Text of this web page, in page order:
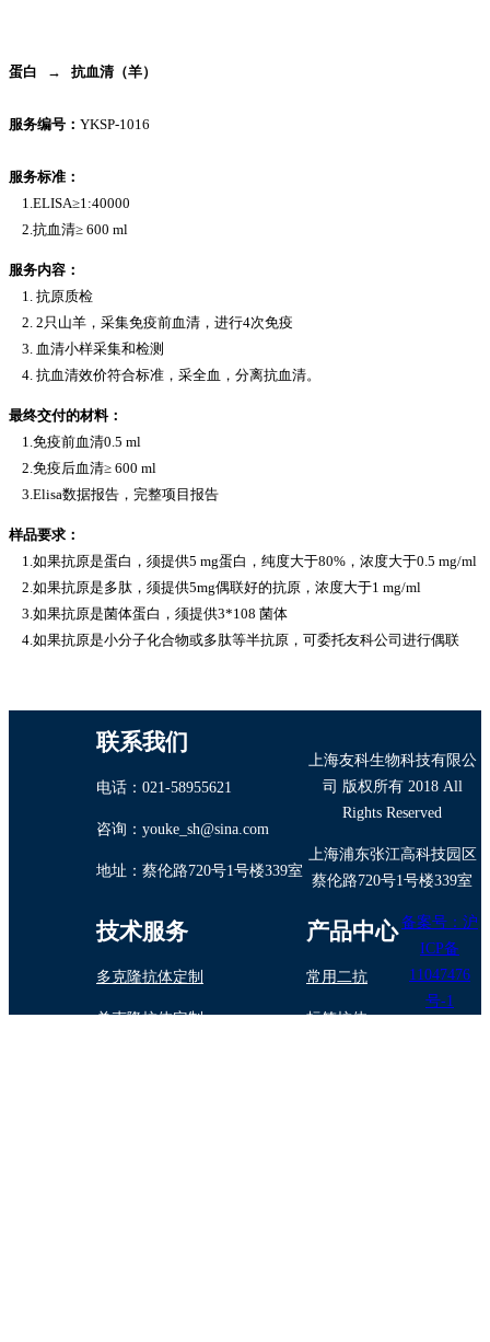
蛋白 → 抗血清（羊）
服务编号： YKSP-1016
服务标准：
1.ELISA≥1:40000
2.抗血清≥ 600 ml
服务内容：
1. 抗原质检
2. 2只山羊，采集免疫前血清，进行4次免疫
3. 血清小样采集和检测
4. 抗血清效价符合标准，采全血，分离抗血清。
最终交付的材料：
1.免疫前血清0.5 ml
2.免疫后血清≥ 600 ml
3.Elisa数据报告，完整项目报告
样品要求：
1.如果抗原是蛋白，须提供5 mg蛋白，纯度大于80%，浓度大于0.5 mg/ml
2.如果抗原是多肽，须提供5mg偶联好的抗原，浓度大于1 mg/ml
3.如果抗原是菌体蛋白，须提供3*108 菌体
4.如果抗原是小分子化合物或多肽等半抗原，可委托友科公司进行偶联
联系我们
电话：021-58955621
咨询：youke_sh@sina.com
地址：蔡伦路720号1号楼339室
技术服务
多克隆抗体定制
单克隆抗体定制
产品中心
常用二抗
标签抗体
上海友科生物科技有限公
司 版权所有 2018 All
Rights Reserved
上海浦东张江高科技园区
蔡伦路720号1号楼339室
备案号：沪
ICP备
11047476
号-1